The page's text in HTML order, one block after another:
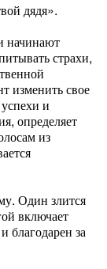
дядя».
начинают
страхи,
изменить свое
и
определяет
из
Один злится
включает
благодарен за